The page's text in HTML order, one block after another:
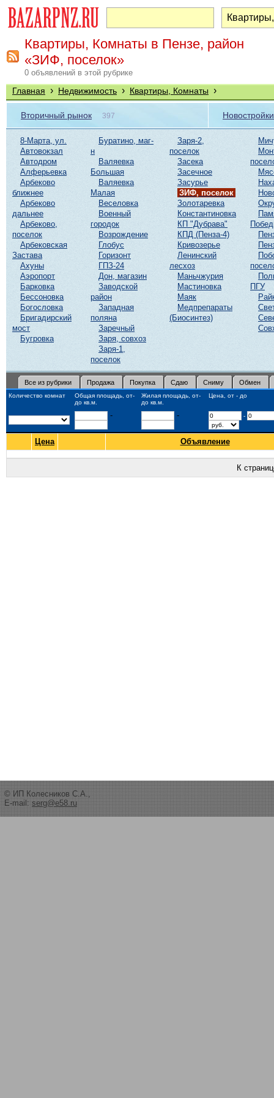
Квартиры, Комнаты в Пензе, район
«ЗИФ, поселок»
0 объявлений в этой рубрике
Главная › Недвижимость › Квартиры, Комнаты ›
Вторичный рынок 397 Новостройки
8-Марта, ул.
Автовокзал
Автодром
Алферьевка
Арбеково
ближнее
Арбеково
дальнее
Арбеково,
поселок
Арбековская
Застава
Ахуны
Аэропорт
Барковка
Бессоновка
Богословка
Бригадирский
мост
Бугровка
Буратино, маг-
н
Валяевка
Большая
Валяевка
Малая
Веселовка
Военный
городок
Возрождение
Глобус
Горизонт
ГПЗ-24
Дон, магазин
Заводской
район
Западная
поляна
Заречный
Заря, совхоз
Заря-1,
поселок
Заря-2,
поселок
Засека
Засечное
Засурье
ЗИФ, поселок
Золотаревка
Константиновка
КП "Дубрава"
КПД (Пенза-4)
Кривозерье
Ленинский
лесхоз
Маньчжурия
Мастиновка
Маяк
Медпрепараты
(Биосинтез)
ПГУ
Все из рубрики Продажа Покупка Сдаю Сниму Обмен
Количество комнат
Общая площадь, от-
до кв.м.
Жилая площадь, от-
до кв.м.
Цена, от - до
- - -
Цена Объявление
К
© ИП Колесников С.А.,
E-mail: serg@e58.ru